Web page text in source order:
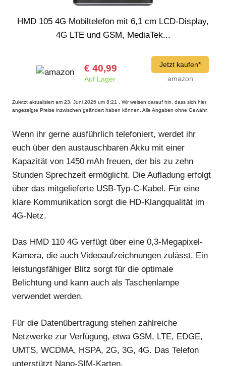
HMD 105 4G Mobiltelefon mit 6,1 cm LCD-Display,
4G LTE und GSM, MediaTek...
€ 40,99
Auf Lager
Jetzt kaufen*
amazon
Zuletzt aktualisiert am 23. Juni 2026 um 8:21 . Wir weisen darauf hin, dass sich hier
angezeigte Preise inzwischen geändert haben können. Alle Angaben ohne Gewähr.
Wenn ihr gerne ausführlich telefoniert, werdet ihr
euch über den austauschbaren Akku mit einer
Kapazität von 1450 mAh freuen, der bis zu zehn
Stunden Sprechzeit ermöglicht. Die Aufladung erfolgt
über das mitgelieferte USB-Typ-C-Kabel. Für eine
klare Kommunikation sorgt die HD-Klangqualität im
4G-Netz.
Das HMD 110 4G verfügt über eine 0,3-Megapixel-
Kamera, die auch Videoaufzeichnungen zulässt. Ein
leistungsfähiger Blitz sorgt für die optimale
Belichtung und kann auch als Taschenlampe
verwendet werden.
Für die Datenübertragung stehen zahlreiche
Netzwerke zur Verfügung, etwa GSM, LTE, EDGE,
UMTS, WCDMA, HSPA, 2G, 3G, 4G. Das Telefon
unterstützt Nano-SIM-Karten.